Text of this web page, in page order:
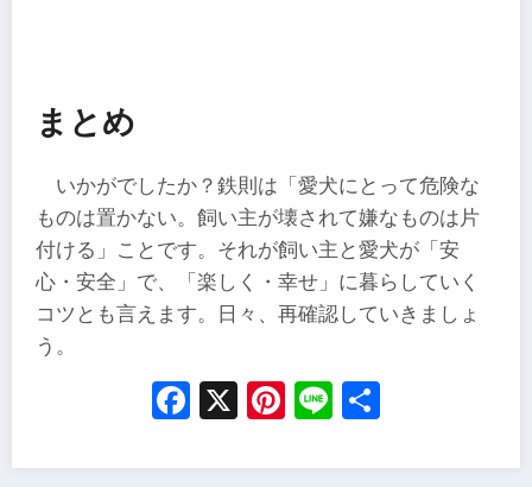
まとめ
いかがでしたか？鉄則は「愛犬にとって危険な
ものは置かない。飼い主が壊されて嫌なものは片
付ける」ことです。それが飼い主と愛犬が「安
心・安全」で、「楽しく・幸せ」に暮らしていく
コツとも言えます。日々、再確認していきましょ
う。
Facebook
X Pinterest
Line